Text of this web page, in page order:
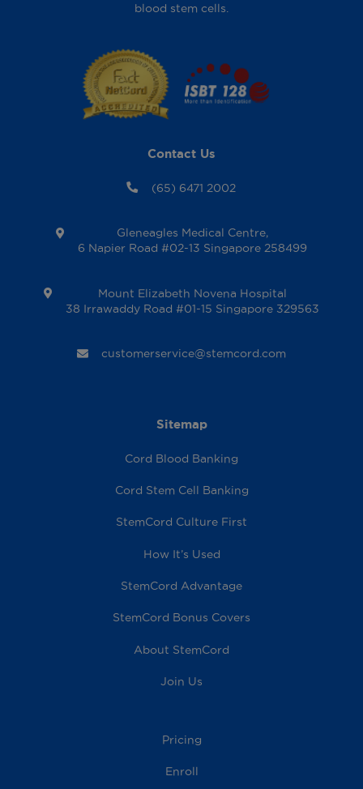
blood stem cells.
Contact Us
(65) 6471 2002
Gleneagles Medical Centre,
6 Napier Road #02-13 Singapore 258499
Mount Elizabeth Novena Hospital
38 Irrawaddy Road #01-15 Singapore 329563
customerservice@stemcord.com
Sitemap
Cord Blood Banking
Cord Stem Cell Banking
StemCord Culture First
How It’s Used
StemCord Advantage
StemCord Bonus Covers
About StemCord
Join Us
Pricing
Enroll